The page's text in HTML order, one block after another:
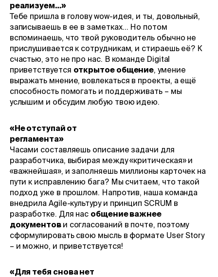
реализуем…»
Тебе пришла в голову wow-идея, и ты, довольный,
записываешь в ее в заметках… Но потом
вспоминаешь, что твой руководитель обычно не
прислушивается к сотрудникам, и стираешь её? К
счастью, это не про нас. В команде Digital
приветствуется открытое общение, умение
выражать мнение, вовлекаться в проекты, а ещё
способность помогать и поддерживать – мы
услышим и обсудим любую твою идею.
«Не отступай от
регламента»
Часами составляешь описание задачи для
разработчика, выбирая между «критическая» и
«важнейшая», и заполняешь миллионы карточек на
пути к исправлению бага? Мы считаем, что такой
подход уже в прошлом. Напротив, наша команда
внедрила Agile-культуру и принцип SCRUM в
разработке. Для нас общение важнее
документов и согласований в почте, поэтому
сформулировать свою мысль в формате User Story
– и можно, и приветствуется!
«Для тебя снова нет